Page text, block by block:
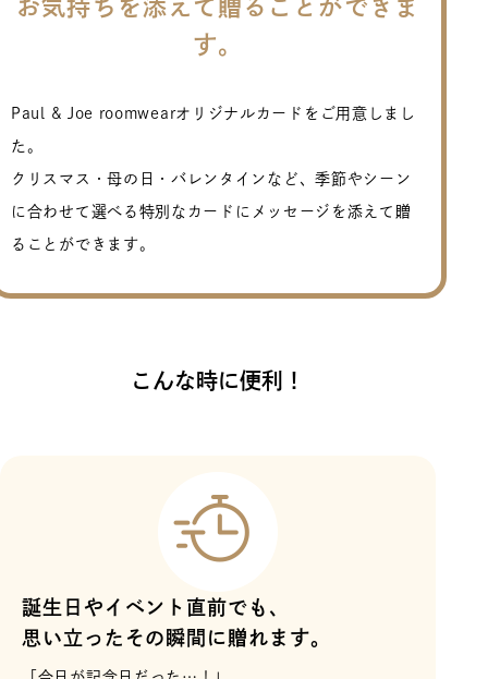
お気持ちを添えて贈ることができま
す。
Paul & Joe roomwearオリジナルカードをご用意しまし
た。
クリスマス・母の日・バレンタインなど、季節やシーン
に合わせて選べる特別なカードに メッセージを添えて贈
ることができます。
こんな時に便利！
誕生日やイベント直前でも、
思い立ったその瞬間に贈れます。